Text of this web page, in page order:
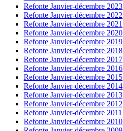
Refonte Janvier-décembre 2023
Refonte Janvier-décembre 2022
Refonte Janvier-décembre 2021
Refonte Janvier-décembre 2020
Refonte Janvier-décembre 2019
Refonte Janvier-décembre 2018
Refonte Janvier-décembre 2017
Refonte Janvier-décembre 2016
Refonte Janvier-décembre 2015
Refonte Janvier-décembre 2014
Refonte Janvier-décembre 2013
Refonte Janvier-décembre 2012
Refonte Janvier-décembre 2011
Refonte Janvier-décembre 2010